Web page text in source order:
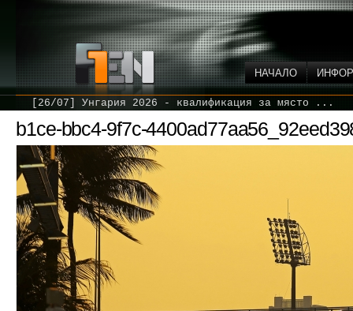
НАЧАЛО
[26/07] Унгария 2026 - квалификация за място ...
b1ce-bbc4-9f7c-